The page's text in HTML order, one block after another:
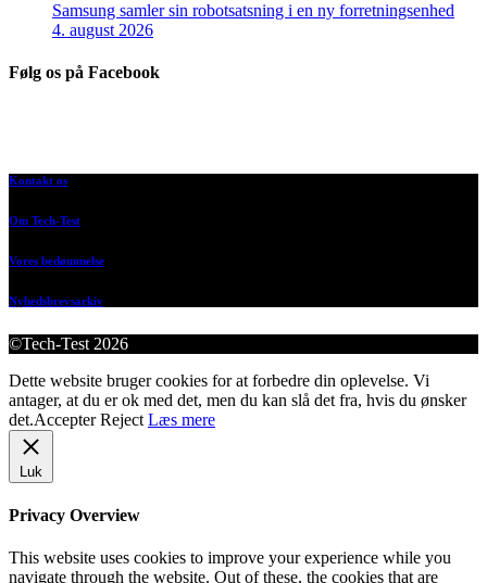
Samsung samler sin robotsatsning i en ny forretningsenhed
4. august 2026
Følg os på Facebook
Kontakt os
Om Tech-Test
Vores bedømmelse
Nyhedsbrevsarkiv
©Tech-Test 2026
Dette website bruger cookies for at forbedre din oplevelse. Vi
antager, at du er ok med det, men du kan slå det fra, hvis du ønsker
det.Accepter Reject Læs mere
Luk
Privacy Overview
This website uses cookies to improve your experience while you
navigate through the website. Out of these, the cookies that are